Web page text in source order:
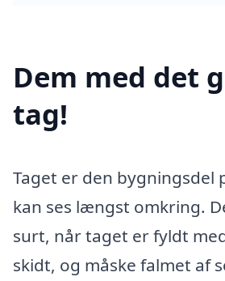
Dem med det
tag!
Taget er den bygningsdel
kan ses længst omkring.
surt, når taget er fyldt
skidt, og måske falmet af